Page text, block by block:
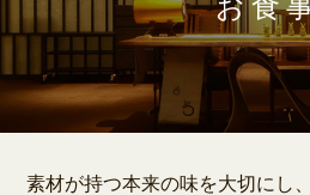
お食
素材が持つ本来の味を大切にし